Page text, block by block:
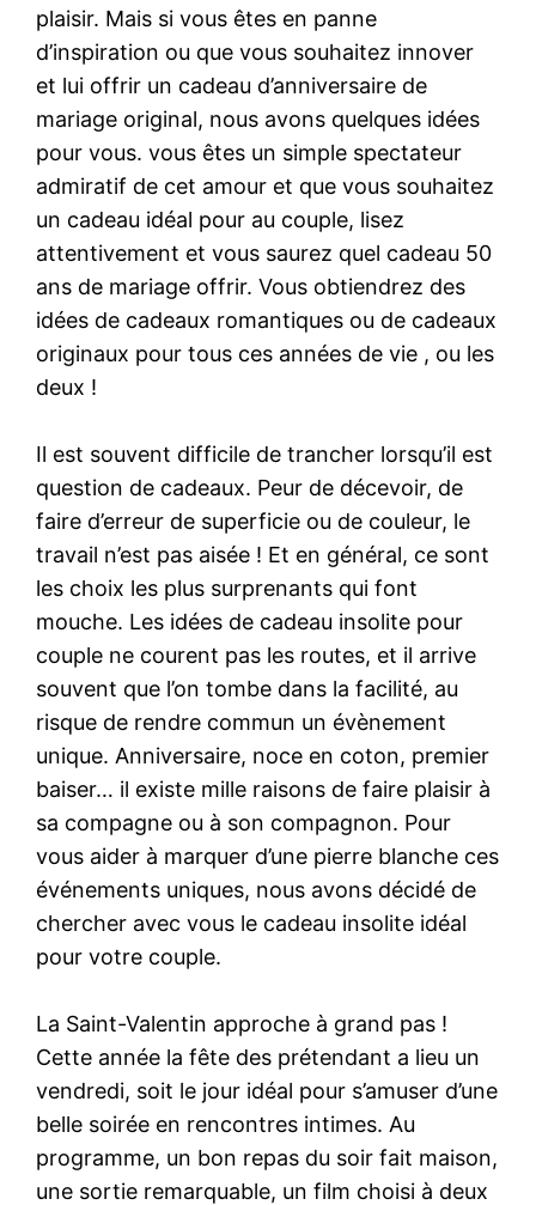
plaisir. Mais si vous êtes en panne
d’inspiration ou que vous souhaitez innover
et lui offrir un cadeau d’anniversaire de
mariage original, nous avons quelques idées
pour vous. vous êtes un simple spectateur
admiratif de cet amour et que vous souhaitez
un cadeau idéal pour au couple, lisez
attentivement et vous saurez quel cadeau 50
ans de mariage offrir. Vous obtiendrez des
idées de cadeaux romantiques ou de cadeaux
originaux pour tous ces années de vie , ou les
deux !
Il est souvent difficile de trancher lorsqu’il est
question de cadeaux. Peur de décevoir, de
faire d’erreur de superficie ou de couleur, le
travail n’est pas aisée ! Et en général, ce sont
les choix les plus surprenants qui font
mouche. Les idées de cadeau insolite pour
couple ne courent pas les routes, et il arrive
souvent que l’on tombe dans la facilité, au
risque de rendre commun un évènement
unique. Anniversaire, noce en coton, premier
baiser… il existe mille raisons de faire plaisir à
sa compagne ou à son compagnon. Pour
vous aider à marquer d’une pierre blanche ces
événements uniques, nous avons décidé de
chercher avec vous le cadeau insolite idéal
pour votre couple.
La Saint-Valentin approche à grand pas !
Cette année la fête des prétendant a lieu un
vendredi, soit le jour idéal pour s’amuser d’une
belle soirée en rencontres intimes. Au
programme, un bon repas du soir fait maison,
une sortie remarquable, un film choisi à deux